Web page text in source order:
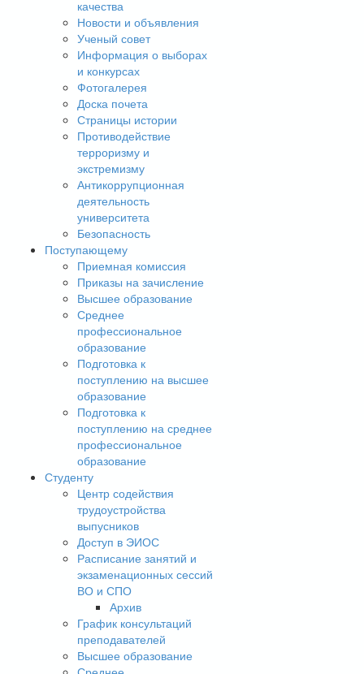
качества
Новости и объявления
Ученый совет
Информация о выборах
и конкурсах
Фотогалерея
Доска почета
Страницы истории
Противодействие
терроризму и
экстремизму
Антикоррупционная
деятельность
университета
Безопасность
Поступающему
Приемная комиссия
Приказы на зачисление
Высшее образование
Среднее
профессиональное
образование
Подготовка к
поступлению на высшее
образование
Подготовка к
поступлению на среднее
профессиональное
образование
Студенту
Центр содействия
трудоустройства
выпусников
Доступ в ЭИОС
Расписание занятий и
экзаменационных сессий
ВО и СПО
Архив
График консультаций
преподавателей
Высшее образование